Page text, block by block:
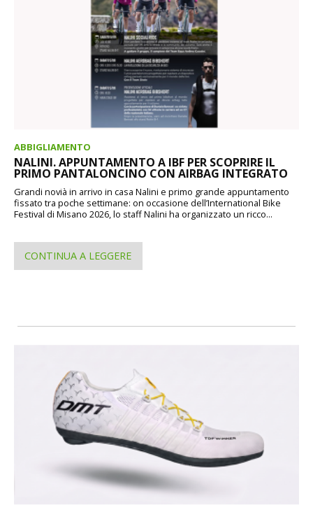
ABBIGLIAMENTO
NALINI. APPUNTAMENTO A IBF PER SCOPRIRE IL
PRIMO PANTALONCINO CON AIRBAG INTEGRATO
Grandi novià in arrivo in casa Nalini e primo grande appuntamento
fissato tra poche settimane: on occasione dell’International Bike
Festival di Misano 2026, lo staff Nalini ha organizzato un ricco...
CONTINUA A LEGGERE